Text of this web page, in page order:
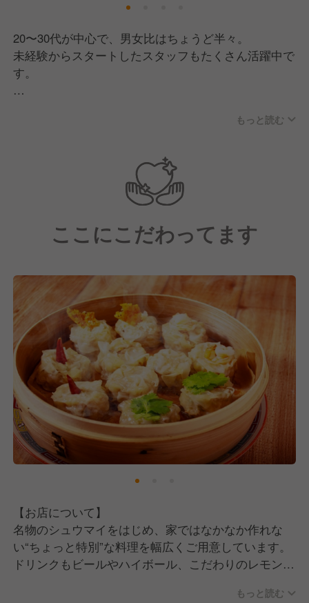
20〜30代が中心で、男女比はちょうど半々。
未経験からスタートしたスタッフもたくさん活躍中で
す。
む！」そんな想いを共有するメンバーばかり。
自然と声をかけ合いながらお店を盛り上げています。
イベントや部活動など、交流の場もたくさん！
先輩・後輩・本社スタッフまでみんな仲が良く、
チームの一体感が自慢です◎
もっと読む
ここにこだわってます
【お店について】
名物のシュウマイをはじめ、家ではなかなか作れな
い“ちょっと特別”な料理を幅広くご用意しています。
ドリンクもビールやハイボール、こだわりのレモンサ
もっと読む